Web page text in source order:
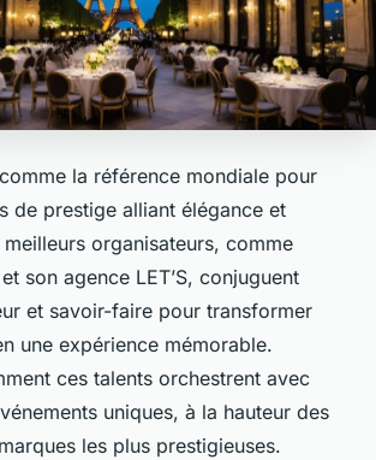
la référence mondiale pour
de prestige alliant élégance et
organisateurs, comme
son agence LET’S, conjuguent
et savoir-faire pour transformer
une expérience mémorable.
ces talents orchestrent avec
uniques, à la hauteur des
les plus prestigieuses.